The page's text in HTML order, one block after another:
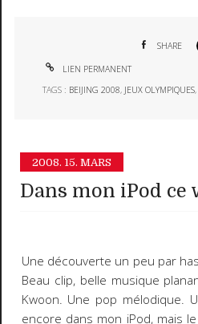
SHARE
LIEN PERMANENT
TAGS : BEIJING 2008, JEUX OLYMPIQUES,
2008. 15. MARS
Dans mon iPod ce
Une découverte un peu par
Beau clip, belle musique
Kwoon. Une pop mélodique.
encore dans mon iPod, mais